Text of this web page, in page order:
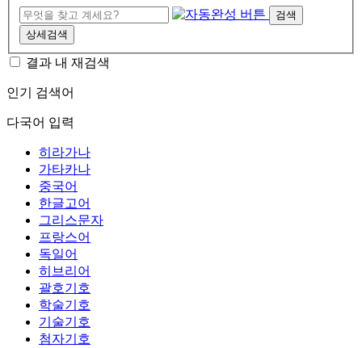
검색
상세검색
결과 내 재검색
인기 검색어
다국어 입력
히라가나
가타카나
중국어
한글고어
그리스문자
프랑스어
독일어
히브리어
괄호기호
학술기호
기술기호
첨자기호